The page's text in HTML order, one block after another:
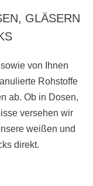
GLÄSERN
von Ihnen
Rohstoffe
ab. Ob in Dosen,
versehen wir
weißen und
direkt.